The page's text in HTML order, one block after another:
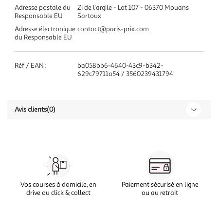
Adresse postale du
Responsable EU
Zi de l'argile - Lot 107 - 06370 Mouans
Sartoux
Adresse électronique
du Responsable EU
contact@paris-prix.com
Réf / EAN :
ba058bb6-4640-43c9-b342-
629c79711a54 / 3560239431794
Avis clients(0)
Vos courses à domicile, en
drive ou click & collect
Paiement sécurisé en ligne
ou au retrait